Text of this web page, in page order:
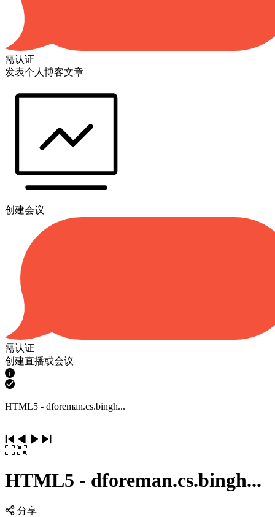
需认证
发表个人博客文章
创建会议
需认证
创建直播或会议
HTML5 - dforeman.cs.bingh...
HTML5 - dforeman.cs.bingh...
分享